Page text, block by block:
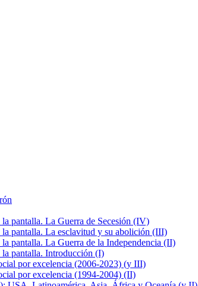
pantalla. La Guerra de Secesión (IV)
pantalla. La esclavitud y su abolición (III)
pantalla. La Guerra de la Independencia (II)
pantalla. Introducción (I)
por excelencia (2006-2023) (y III)
por excelencia (1994-2004) (II)